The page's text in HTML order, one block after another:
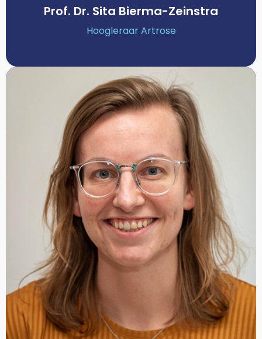
Prof. Dr. Sita Bierma-Zeinstra
Hoogleraar Artrose